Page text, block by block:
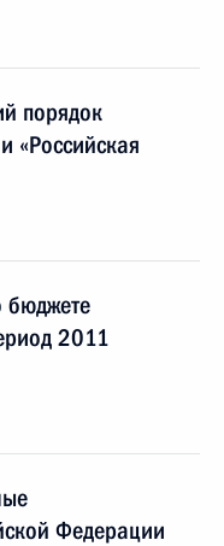
порядок
«Российская
бюджете
2011
Федерации